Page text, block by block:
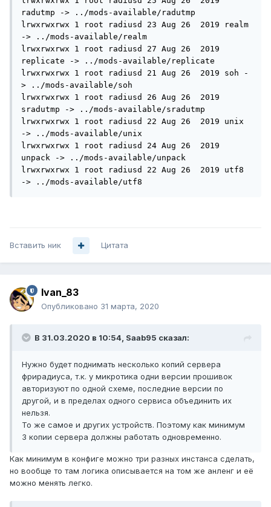
radutmp -> ../mods-available/radutmp
lrwxrwxrwx 1 root radiusd 23 Aug 26  2019 realm
-> ../mods-available/realm
lrwxrwxrwx 1 root radiusd 27 Aug 26  2019
replicate -> ../mods-available/replicate
lrwxrwxrwx 1 root radiusd 21 Aug 26  2019 soh -
> ../mods-available/soh
lrwxrwxrwx 1 root radiusd 26 Aug 26  2019
sradutmp -> ../mods-available/sradutmp
lrwxrwxrwx 1 root radiusd 22 Aug 26  2019 unix
-> ../mods-available/unix
lrwxrwxrwx 1 root radiusd 24 Aug 26  2019
unpack -> ../mods-available/unpack
lrwxrwxrwx 1 root radiusd 22 Aug 26  2019 utf8
-> ../mods-available/utf8
Вставить ник Цитата
Ivan_83
Опубликовано 31 марта, 2020
В 31.03.2020 в 10:54, Saab95 сказал:
Нужно будет поднимать несколько копий сервера
фрирадиуса, т.к. у микротика одни версии прошивок
авторизуют по одной схеме, последние версии по
другой, и в пределах одного сервиса объединить их
нельзя.
То же самое и других устройств. Поэтому как минимум
3 копии сервера должны работать одновременно.
Как минимум в конфиге можно три разных инстанса сделать,
но вообще то там логика описывается на том же анленг и её
можно менять легко.